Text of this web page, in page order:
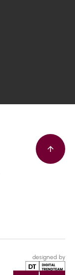
designed by